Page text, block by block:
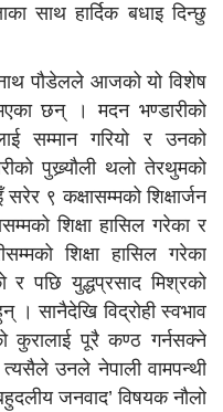
साथ हार्दिक बधाइ दिन्छु
पौडेलले आजको यो विशेष
छन् । मदन भण्डारीको
सम्मान गरियो र उनको
पुख्र्याैली थलो तेरथुमको
९ कक्षासम्मको शिक्षार्जन
शिक्षा हासिल गरेका र
शिक्षा हासिल गरेका
र पछि युद्धप्रसाद मिश्रको
। सानैदेखि विद्रोही स्वभाव
कुरालाई पूरै कण्ठ गर्नसक्ने
उनले नेपाली वामपन्थी
जनवाद’ विषयक नौलो